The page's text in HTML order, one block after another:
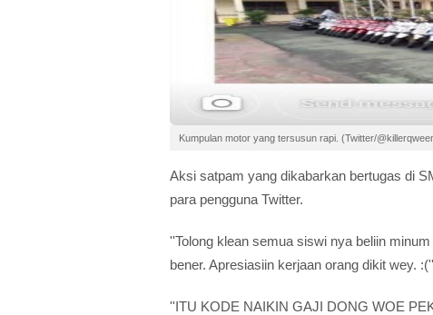
Kumpulan motor yang tersusun rapi. (Twitter/
Aksi satpam yang dikabarkan bertugas di
para pengguna Twitter.
''Tolong klean semua siswi nya beliin
bener. Apresiasiin kerjaan orang dikit wey.
''ITU KODE NAIKIN GAJI DONG WOE